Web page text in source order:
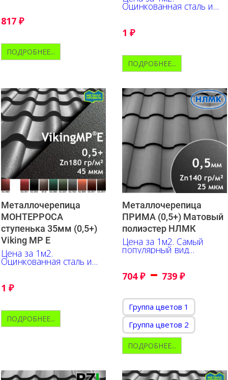
817 ₽
ПОДРОБНЕЕ...
Оцинкованная сталь и
трёхслойный полимер с
текстурой.
1 ₽
ПОДРОБНЕЕ...
Металлочерепица
МОНТЕРРОСА
ступенька 35мм (0,5+)
Viking MP E
Цена за 1м2.
Оцинкованная сталь и
трёхслойный полимер с
текстурой.
1 ₽
ПОДРОБНЕЕ...
Металлочерепица
ПРИМА (0,5+) Матовый
полиэстер НЛМК
Цена за 1м2. Самый
популярный вид
металлочерепицы,
ГОСТ58153—2018
704₽ – 739 ₽
Группа цветов 1
Группа цветов 2
ПОДРОБНЕЕ...